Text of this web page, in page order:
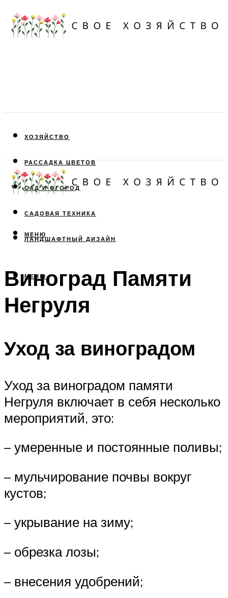
ХОЗЯЙСТВО
РАССАДКА ЦВЕТОВ
САД И ОГОРОД
САДОВАЯ ТЕХНИКА
ЛАНДШАФТНЫЙ ДИЗАЙН
МЕНЮ
МЕНЮ
Виноград Памяти
Негруля
Уход за виноградом
Уход за виноградом памяти
Негруля включает в себя несколько
мероприятий, это:
– умеренные и постоянные поливы;
– мульчирование почвы вокруг
кустов;
– укрывание на зиму;
– обрезка лозы;
– внесения удобрений;